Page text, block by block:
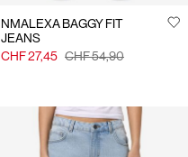
NMALEXA BAGGY FIT
JEANS
CHF 27,45 CHF 54,90